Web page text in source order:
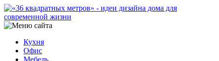
Кухня
Офис
Мебель